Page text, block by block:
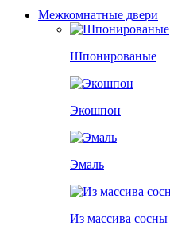
Межкомнатные двери
Шпонированые
Экошпон
Эмаль
Из массива сосны